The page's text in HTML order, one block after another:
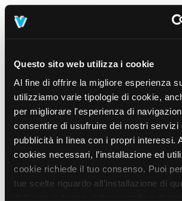
Questo sito web utilizza i cookie
Al fine di offrire la migliore esperienza
utilizziamo varie tipologie di cookie,
per migliorare l'esperienza di
consentire di usufruire dei nostri servizi
pubblicità in linea con i propri interessi.
cookies necessari, l’installazione ed
cookie richiede il tuo consenso. Puoi
tue scelte riguardo all’installazione di